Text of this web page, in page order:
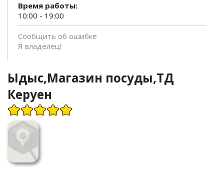
Время работы:
10:00 - 19:00
Сообщить об ошибке
Я владелец!
Ыдыс,Магазин посуды,ТД
Керуен